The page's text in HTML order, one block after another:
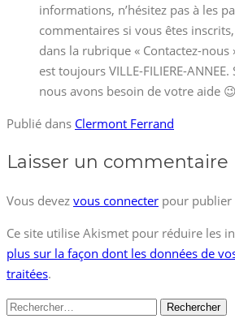
informations, n’hésitez pas à les
commentaires si vous êtes
dans la rubrique « Contactez-
est toujours VILLE-FILIERE-ANNEE.
nous avons besoin de votre aide 😉
Publié dans Clermont Ferrand
Laisser un commentaire
Vous devez vous connecter pour publier
Ce site utilise Akismet pour réduire les
plus sur la façon dont les données de
traitées.
Rechercher :